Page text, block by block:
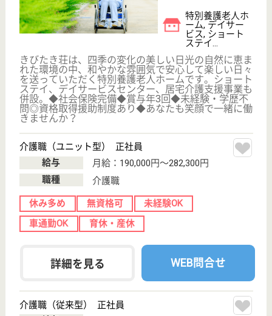
詳細を見る WEB問合せ
職種
ケアマネジャー
休み多め 未経験OK
賞与4か月以上
土日休み
車通勤OK 育休・産休
詳細を見る WEB問合せ
上三川福祉会 友愛苑
寺内駅徒歩76分
特別養護老人ホ
ーム, デイサー
ステイ...
栃木県の上三川福祉会 友愛苑は、特別養護老人ホー
ム・デイサービス・ショートステイを運営していま
す。 ぜひ各求人をご覧ください。
介護職 正社員
給与
月給：216,424円〜276,044円
職種
介護職